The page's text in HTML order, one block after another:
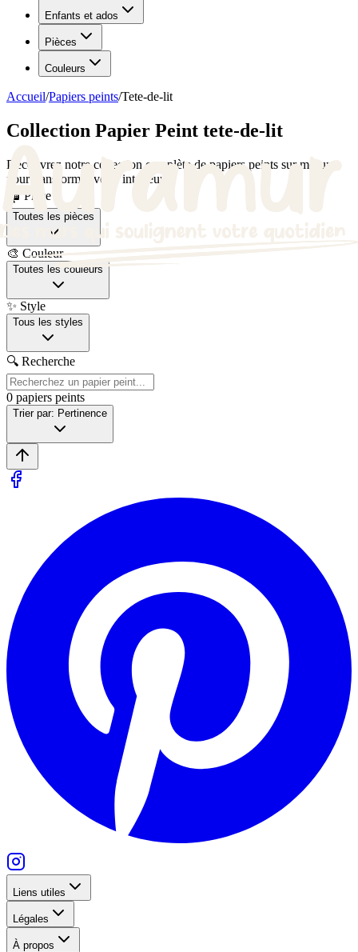
Enfants et ados
Pièces
Couleurs
Accueil/Papiers peints/Tete-de-lit
Collection Papier Peint tete-de-lit
Découvrez notre collection complète de papiers peints sur mesure
pour transformer votre intérieur.
🏠 Pièce
Toutes les pièces
🎨 Couleur
Toutes les couleurs
✨ Style
Tous les styles
🔍 Recherche
0 papiers peints
Trier par: Pertinence
Liens utiles
Légales
À propos